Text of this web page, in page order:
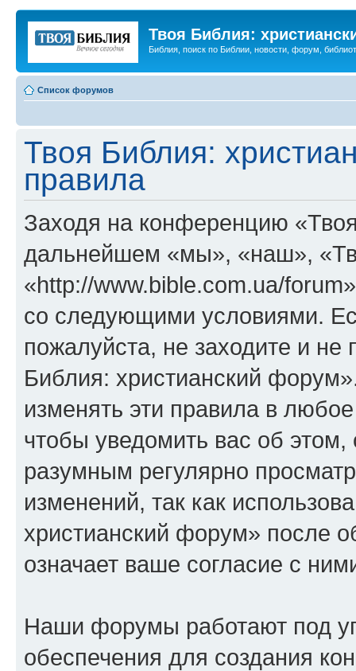
Твоя Библия:
Библия, поиск по Библии, новости, форум,
Список форумов
Твоя Библия:
правила
Заходя на конференцию
дальнейшем «мы», «наш»,
«http://www.bible.com.ua/
со следующими условиями.
пожалуйста, не заходите и
Библия: христианский
изменять эти правила в
чтобы уведомить вас об
разумным регулярно
изменений, так как
христианский форум» после
означает ваше согласие с
Наши форумы работают под
обеспечения для создания